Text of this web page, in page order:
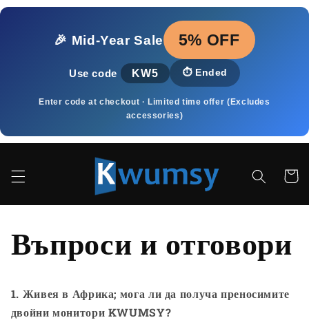
Skip to
🎉 Mid‑Year Sale
5% OFF
Use code KW5 ⏱️ Ended
Enter code at checkout · Limited time offer (Excludes
accessories)
Cart
Въпроси и отговори
1. Живея в Африка; мога ли да получа преносимите
двойни монитори KWUMSY?